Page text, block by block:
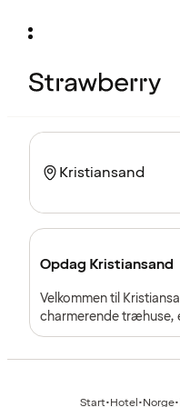
Opdag Kristiansand
Velkommen til
charmerende træhuse,
opdagelse og nyde
Start•Hotel•Norge•